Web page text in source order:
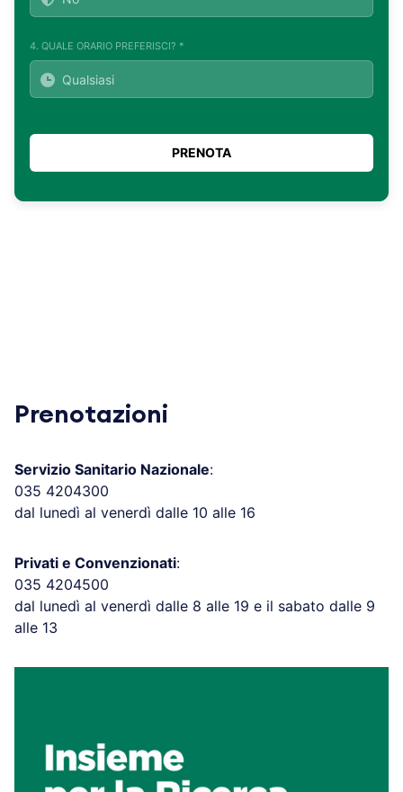
4. QUALE ORARIO PREFERISCI? *
Prenotazioni
Servizio Sanitario Nazionale:
035 4204300
dal lunedì al venerdì dalle 10 alle 16
Privati e Convenzionati:
035 4204500
dal lunedì al venerdì dalle 8 alle 19 e il sabato dalle 9
alle 13